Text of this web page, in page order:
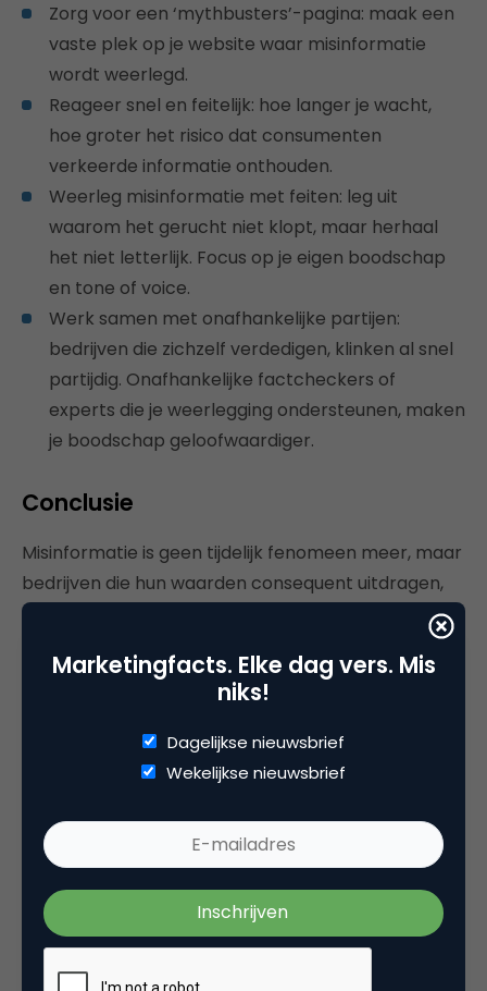
Zorg voor een ‘mythbusters’-pagina: maak een
vaste plek op je website waar misinformatie
wordt weerlegd.
Reageer snel en feitelijk: hoe langer je wacht,
hoe groter het risico dat consumenten
verkeerde informatie onthouden.
Weerleg misinformatie met feiten: leg uit
waarom het gerucht niet klopt, maar herhaal
het niet letterlijk. Focus op je eigen boodschap
en tone of voice.
Werk samen met onafhankelijke partijen:
bedrijven die zichzelf verdedigen, klinken al snel
partijdig. Onafhankelijke factcheckers of
experts die je weerlegging ondersteunen, maken
je boodschap geloofwaardiger.
Conclusie
Misinformatie is geen tijdelijk fenomeen meer, maar
bedrijven die hun waarden consequent uitdragen,
transparant communiceren en steun krijgen van
onafhankelijke partijen, zijn goed voorbereid op de
volgende misinformatiestorm.
Dit artikel is onderdeel van de serie
waarin vier verschillende cases worden
belicht doorYvette LindersenCharlotte
van Hooijdonk.
Marketingfacts. Elke dag vers. Mis
niks!
Dagelijkse nieuwsbrief
Wekelijkse nieuwsbrief